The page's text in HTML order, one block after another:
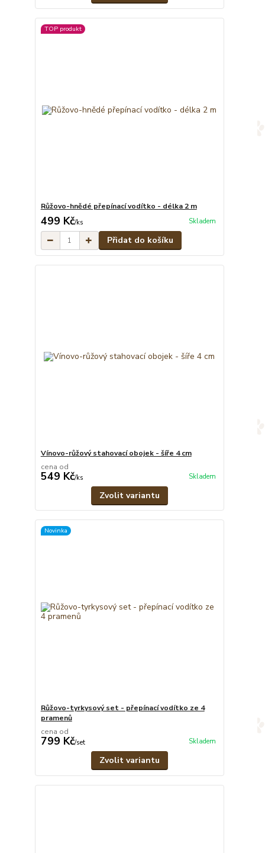
TOP produkt
Růžovo-hnědé přepínací vodítko - délka 2 m
499 Kč/ks Skladem
Přidat do košíku
Vínovo-růžový stahovací obojek - šíře 4 cm
cena od
549 Kč/ks Skladem
Zvolit variantu
Novinka
Růžovo-tyrkysový set - přepínací vodítko ze 4
pramenů
cena od
799 Kč/set Skladem
Zvolit variantu